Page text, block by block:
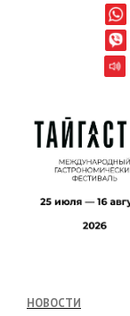
НОВОСТИ